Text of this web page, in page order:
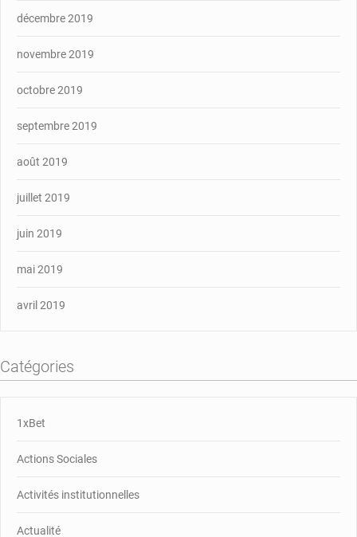
décembre 2019
novembre 2019
octobre 2019
septembre 2019
août 2019
juillet 2019
juin 2019
mai 2019
avril 2019
Catégories
1xBet
Actions Sociales
Activités institutionnelles
Actualité